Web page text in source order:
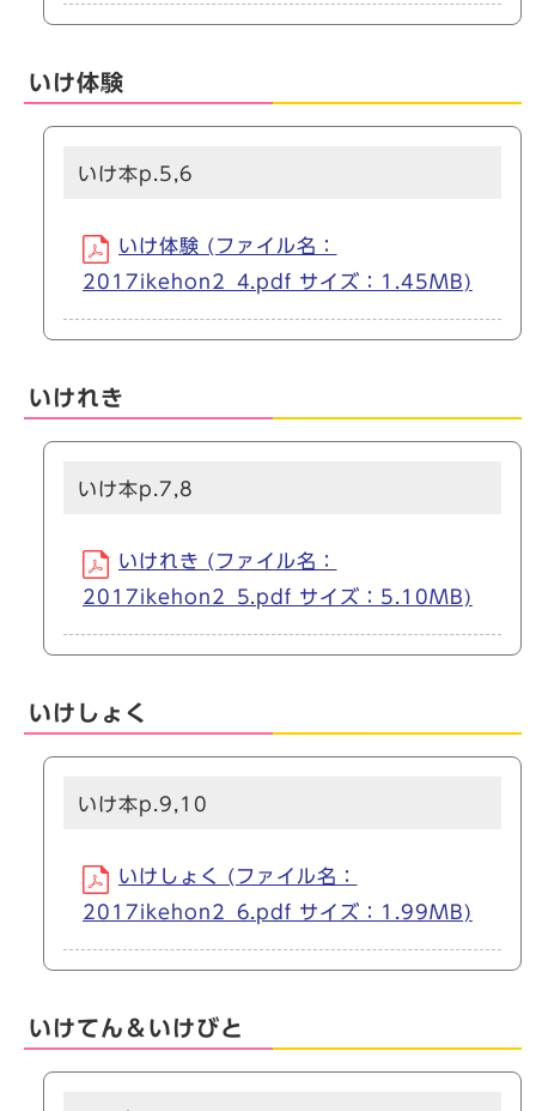
いけ体験
いけ本p.5,6
いけ体験 (ファイル名：
2017ikehon2_4.pdf サイズ：1.45MB)
いけれき
いけ本p.7,8
いけれき (ファイル名：
2017ikehon2_5.pdf サイズ：5.10MB)
いけしょく
いけ本p.9,10
いけしょく (ファイル名：
2017ikehon2_6.pdf サイズ：1.99MB)
いけてん＆いけびと